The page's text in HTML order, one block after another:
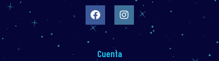
Cuenta